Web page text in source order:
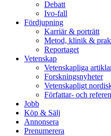
Debatt
Ivo-fall
Fördjupning
Karriär & porträtt
Metod, klinik &
Reportaget
Vetenskap
Vetenskapliga
Forskningsnyheter
Vetenskapligt
Författar- och
Jobb
Köp & Sälj
Annonsera
Prenumerera